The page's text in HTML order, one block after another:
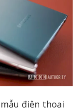
điện thoại